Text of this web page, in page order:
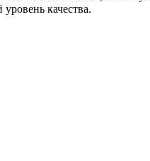
качества.